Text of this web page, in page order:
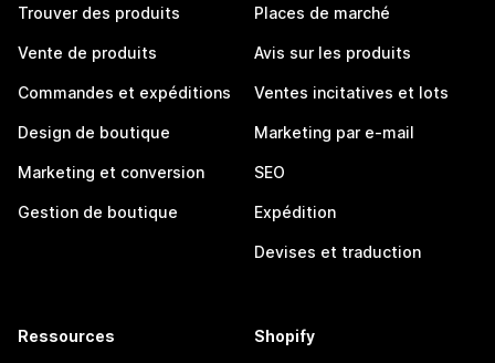
Trouver des produits
Vente de produits
Commandes et expéditions
Design de boutique
Marketing et conversion
Gestion de boutique
Places de marché
Avis sur les produits
Ventes incitatives et lots
Marketing par e-mail
SEO
Expédition
Devises et traduction
Ressources Shopify